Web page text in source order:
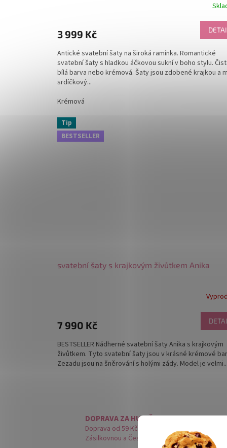
je
z
5
hvězdiček.
3 999 Kč
Antické svatební šaty na široká ramínka. Romantické
svatební šaty s hladkou áčkovou sukní v boho stylu.
bílá barva nebo krémová. Šaty jsou zdobené krajkou a
srdíčkový...
Krémová
Tip
BESTSELLER
svatební šaty s krajkovým živůtkem Anika
7 990 Kč
BESTSELLER Nádherné svatební šaty Anika s krajkovým
živůtkem. Tyto svatební šaty jsou v krásné krémové
Zezadu jsou na šněrování s holými zády. Model je velmi...
DOPRAVA ZA HUBIČKU
Doprava od 59 Kč. Spolupracujeme s PPL,
Zásilkovnou a Českou poštou.